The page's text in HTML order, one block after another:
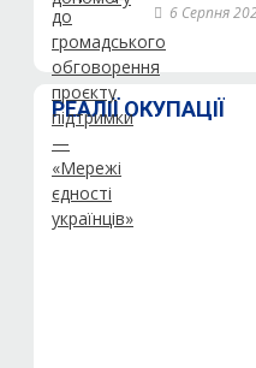
6 Серпня
РЕАЛІЇ ОКУПАЦІЇ